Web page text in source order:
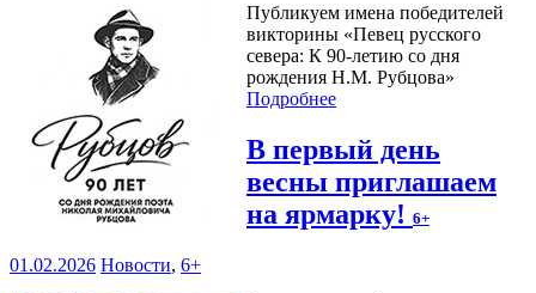
Публикуем имена победителей
викторины «Певец русского
севера: К 90-летию со дня
рождения Н.М. Рубцова»
Подробнее
В первый день
весны приглашаем
на ярмарку! 6+
01.02.2026 Новости, 6+